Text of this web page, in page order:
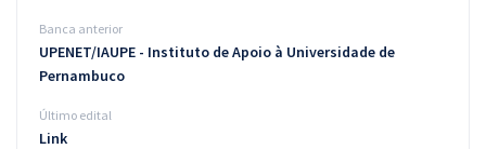
Aprovados
Banca anterior
UPENET/IAUPE - Instituto de Apoio à Universidade de
Pernambuco
Último edital
Link